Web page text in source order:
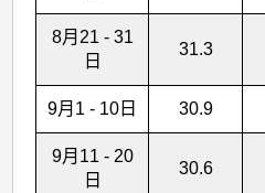
8月21 - 31
日
31.3
9月1 - 10日 30.9
9月11 - 20
日
30.6